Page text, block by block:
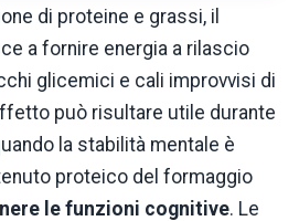
di proteine e grassi, il
a fornire energia a rilascio
glicemici e cali improvvisi di
può risultare utile durante
la stabilità mentale è
proteico del formaggio
le funzioni cognitive. Le